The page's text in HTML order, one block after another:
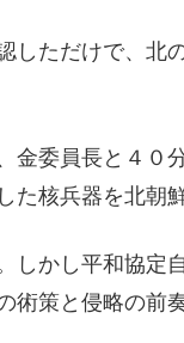
しただけで、北
金委員長と４０
核兵器を北朝
しかし平和協定
策と侵略の前